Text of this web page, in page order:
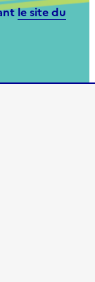
le site du